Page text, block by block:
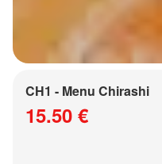
CH1 - Menu Chirashi
15.50 €